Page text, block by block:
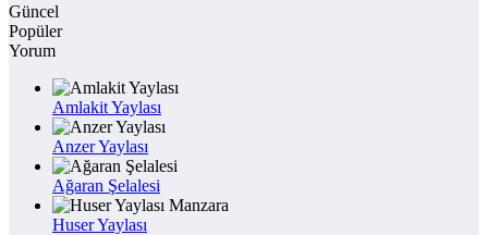
Güncel
Popüler
Yorum
Amlakit Yaylası
Anzer Yaylası
Ağaran Şelalesi
Huser Yaylası